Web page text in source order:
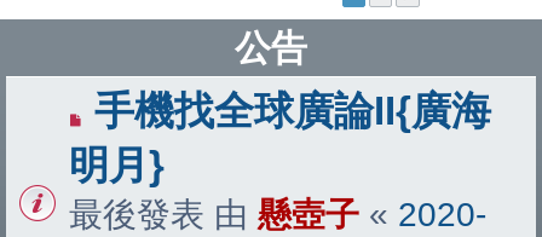
公告
手機找全球廣論II{廣海
明月}
最後發表 由 懸壺子 « 2020-